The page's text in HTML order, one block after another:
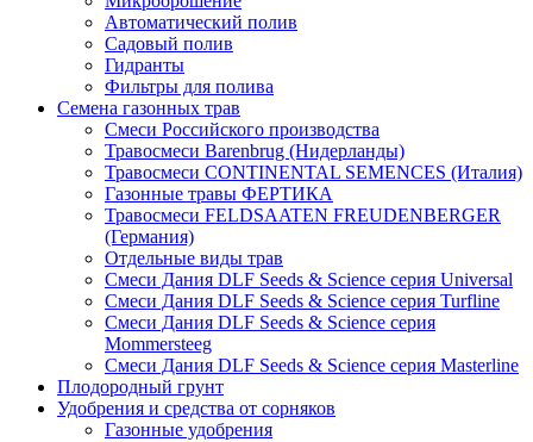
Автоматический полив
Садовый полив
Гидранты
Фильтры для полива
Семена газонных трав
Смеси Российского производства
Травосмеси Barenbrug (Нидерланды)
Травосмеси CONTINENTAL SEMENCES (Италия)
Газонные травы ФЕРТИКА
Травосмеси FELDSAATEN FREUDENBERGER
(Германия)
Отдельные виды трав
Смеси Дания DLF Seeds & Sciеnce серия Universal
Смеси Дания DLF Seeds & Sciеnce серия Turfline
Смеси Дания DLF Seeds & Sciеnce серия
Mommersteeg
Смеси Дания DLF Seeds & Sciеnce серия Masterline
Плодородный грунт
Удобрения и средства от сорняков
Газонные удобрения